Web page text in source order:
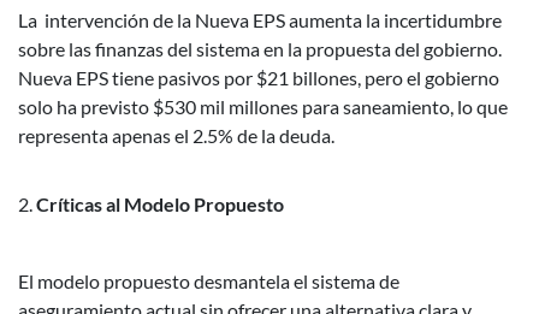
La intervención de la Nueva EPS aumenta la incertidumbre
sobre las finanzas del sistema en la propuesta del gobierno.
Nueva EPS tiene pasivos por $21 billones, pero el gobierno
solo ha previsto $530 mil millones para saneamiento, lo que
representa apenas el 2.5% de la deuda.
Críticas al Modelo Propuesto
El modelo propuesto desmantela el sistema de